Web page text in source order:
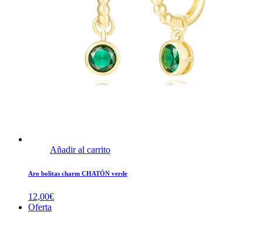
Añadir al carrito
Aro bolitas charm CHATÓN verde
12,00€
Oferta